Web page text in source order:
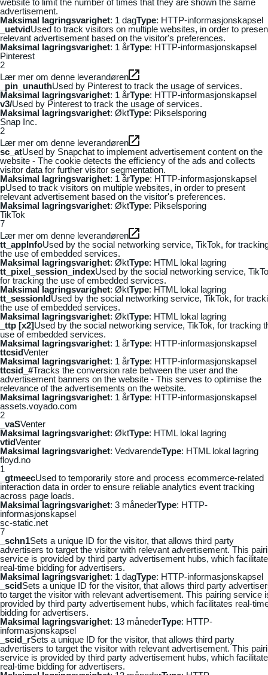
advertisement.
Maksimal lagringsvarighet: 1 dagType: HTTP-informasjonskapsel
_uetvidUsed to track visitors on multiple websites, in order to
relevant advertisement based on the visitor's preferences.
Maksimal lagringsvarighet: 1 årType: HTTP-informasjonskapsel
Pinterest
2
Lær mer om denne leverandøren
_pin_unauthUsed by Pinterest to track the usage of services.
Maksimal lagringsvarighet: 1 årType: HTTP-informasjonskapsel
v3/Used by Pinterest to track the usage of services.
Maksimal lagringsvarighet: ØktType: Pikselsporing
Snap Inc.
2
Lær mer om denne leverandøren
sc_atUsed by Snapchat to implement advertisement content on the
website - The cookie detects the efficiency of the ads and collects
visitor data for further visitor segmentation.
Maksimal lagringsvarighet: 1 årType: HTTP-informasjonskapsel
pUsed to track visitors on multiple websites, in order to present
relevant advertisement based on the visitor's preferences.
Maksimal lagringsvarighet: ØktType: Pikselsporing
TikTok
7
Lær mer om denne leverandøren
tt_appInfoUsed by the social networking service, TikTok, for
the use of embedded services.
Maksimal lagringsvarighet: ØktType: HTML lokal lagring
tt_pixel_session_indexUsed by the social networking service,
for tracking the use of embedded services.
Maksimal lagringsvarighet: ØktType: HTML lokal lagring
tt_sessionIdUsed by the social networking service, TikTok, for
the use of embedded services.
Maksimal lagringsvarighet: ØktType: HTML lokal lagring
_ttp [x2]Used by the social networking service, TikTok, for tracking
use of embedded services.
Maksimal lagringsvarighet: 1 årType: HTTP-informasjonskapsel
ttcsidVenter
Maksimal lagringsvarighet: 1 årType: HTTP-informasjonskapsel
ttcsid_#Tracks the conversion rate between the user and the
advertisement banners on the website - This serves to optimise the
relevance of the advertisements on the website.
Maksimal lagringsvarighet: 1 årType: HTTP-informasjonskapsel
assets.voyado.com
2
_vaSVenter
Maksimal lagringsvarighet: ØktType: HTML lokal lagring
vtidVenter
Maksimal lagringsvarighet: VedvarendeType: HTML lokal lagring
floyd.no
1
_gtmeecUsed to temporarily store and process ecommerce-related
interaction data in order to ensure reliable analytics event tracking
across page loads.
Maksimal lagringsvarighet: 3 månederType: HTTP-
informasjonskapsel
sc-static.net
7
_schn1Sets a unique ID for the visitor, that allows third party
advertisers to target the visitor with relevant advertisement. This
service is provided by third party advertisement hubs, which
real-time bidding for advertisers.
Maksimal lagringsvarighet: 1 dagType: HTTP-informasjonskapsel
_scidSets a unique ID for the visitor, that allows third party
to target the visitor with relevant advertisement. This pairing service
provided by third party advertisement hubs, which facilitates real-
bidding for advertisers.
Maksimal lagringsvarighet: 13 månederType: HTTP-
informasjonskapsel
_scid_rSets a unique ID for the visitor, that allows third party
advertisers to target the visitor with relevant advertisement. This
service is provided by third party advertisement hubs, which
real-time bidding for advertisers.